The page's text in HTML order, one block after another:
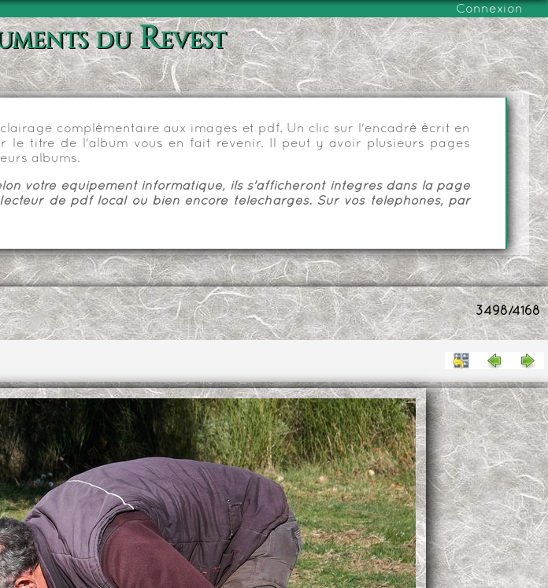
Connexion
du Revest
complémentaire aux images et pdf. Un clic sur l'encadré écrit en
le titre de l'album vous en fait revenir. Il peut y avoir plusieurs pages
albums.
votre équipement informatique, ils s'afficheront intégrés dans la page
de pdf local ou bien encore téléchargés. Sur vos téléphones, par
3498/4168